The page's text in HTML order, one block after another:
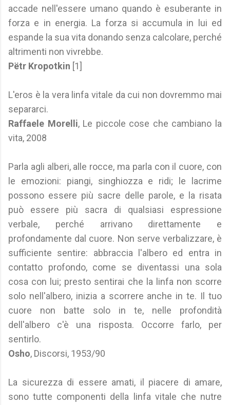
accade nell'essere umano quando è esuberante in
forza e in energia. La forza si accumula in lui ed
espande la sua vita donando senza calcolare, perché
altrimenti non vivrebbe.
Pëtr Kropotkin [1]
L'eros è la vera linfa vitale da cui non dovremmo mai
separarci.
Raffaele Morelli, Le piccole cose che cambiano la
vita, 2008
Parla agli alberi, alle rocce, ma parla con il cuore, con
le emozioni: piangi, singhiozza e ridi; le lacrime
possono essere più sacre delle parole, e la risata
può essere più sacra di qualsiasi espressione
verbale, perché arrivano direttamente e
profondamente dal cuore. Non serve verbalizzare, è
sufficiente sentire: abbraccia l'albero ed entra in
contatto profondo, come se diventassi una sola
cosa con lui; presto sentirai che la linfa non scorre
solo nell'albero, inizia a scorrere anche in te. Il tuo
cuore non batte solo in te, nelle profondità
dell'albero c'è una risposta. Occorre farlo, per
sentirlo.
Osho, Discorsi, 1953/90
La sicurezza di essere amati, il piacere di amare,
sono tutte componenti della linfa vitale che nutre